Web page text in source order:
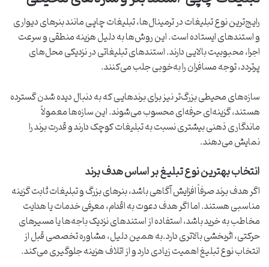
رایج‌ترین نوع تبلیغات در ترمینال‌ها، تبلیغات چاپی مانند بنرهای دیواری
و استندهای ایستاده است. این روش‌ها به دلیل هزینه منطقی و سرعت
اجرا، محبوبیت بالایی دارند. استندهای تبلیغاتی در نزدیکی محل‌های
پرتردد، توجه مسافران را به‌خوبی جلب می‌کنند.
سازه‌های محیطی بزرگ‌تر نیز برای برندهایی که به دنبال دیده شدن گسترده
هستند، گزینه‌ای حرفه‌ای محسوب می‌شوند. این سازه‌ها معمولاً
ماندگاری ذهنی بیشتری نسبت به تبلیغات کوچک دارند و قدرت برند را
نمایش می‌دهند.
انتخاب بهترین نوع تبلیغ بر اساس هدف برند
اگر هدف برند صرفاً افزایش آگاهی باشد، بنرهای بزرگ و تبلیغات ثابت گزینه
مناسبی هستند. اما اگر هدف دعوت به اقدام، معرفی خدمات یا هدایت
مخاطب به خرید باشد، استفاده از استندهای نزدیک باجه‌ها یا مسیرهای
حرکتی، اثربخشی بالاتری دارد.به همین دلیل، مشاوره تخصصی قبل از
انتخاب نوع تبلیغ اهمیت زیادی دارد و از اتلاف هزینه جلوگیری می‌کند.